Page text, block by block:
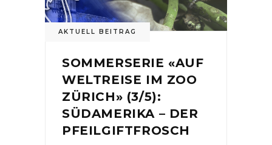
AKTUELL BEITRAG
SOMMERSERIE «AUF
WELTREISE IM ZOO
ZÜRICH» (3/5):
SÜDAMERIKA – DER
PFEILGIFTFROSCH